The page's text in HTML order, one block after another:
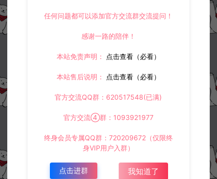
任何问题都可以添加官方交流群交流提问！
感谢一路的陪伴！
本站免责声明： 点击查看（必看）
本站售后说明： 点击查看（必看）
官方交流QQ群：620517548(已满)
官方交流④群：1093921977
终身会员专属QQ群：720209672（仅限终
身VIP用户入群）
点击进群 我知道了